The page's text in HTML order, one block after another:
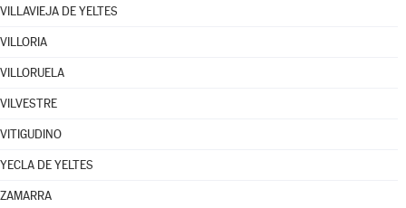
VILLAVIEJA DE YELTES
VILLORIA
VILLORUELA
VILVESTRE
VITIGUDINO
YECLA DE YELTES
ZAMARRA